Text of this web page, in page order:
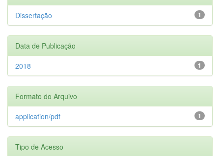
1
Dissertação
Data de Publicação
1
2018
Formato do Arquivo
1
application/pdf
Tipo de Acesso